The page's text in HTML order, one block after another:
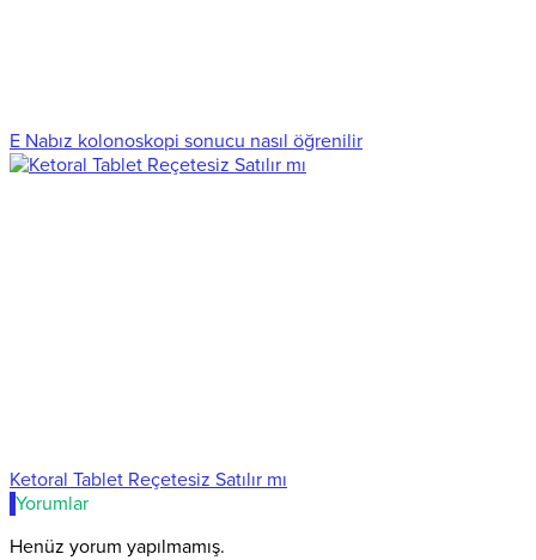
E Nabız kolonoskopi sonucu nasıl öğrenilir
Ketoral Tablet Reçetesiz Satılır mı
Yorumlar
Henüz yorum yapılmamış.